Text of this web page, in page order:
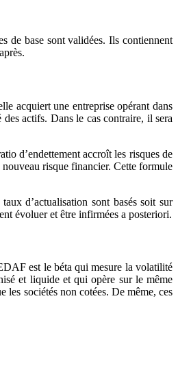
de base sont validées. Ils contiennent
acquiert une entreprise opérant dans
actifs. Dans le cas contraire, il sera
d’endettement accroît les risques de
risque financier. Cette formule
d’actualisation sont basés soit sur
évoluer et être infirmées a posteriori.
est le béta qui mesure la volatilité
et liquide et qui opère sur le même
les sociétés non cotées. De même, ces